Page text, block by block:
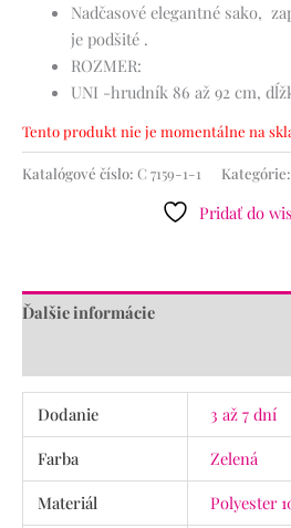
Nadčasové elegantné sako,
je podšité .
ROZMER:
UNI -hrudník 86 až 92 cm,
Tento produkt nie je momentálne na
Katalógové číslo: C 7159-1-1 Kategórie:
Pridať do
Ďalšie informácie
Dodanie
3 až 7 dní
Farba
Zelená
Materiál
Polyester